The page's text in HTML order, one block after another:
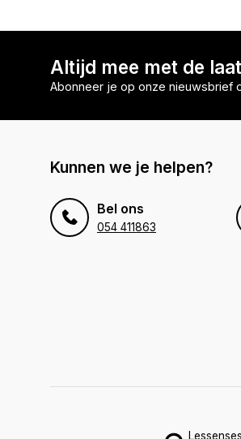
Altijd mee met de
Abonneer je op onze nieuwsbrief
Kunnen we je helpen?
Bel ons
054 411863